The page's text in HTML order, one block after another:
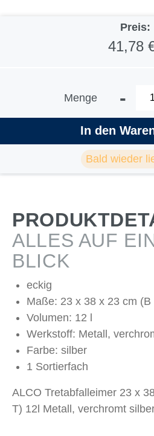
Preis:
41,78
Menge -
In den
Bald wieder
ALLES AUF
BLICK
eckig
Maße: 23 x 38 x 23 cm (B
Volumen: 12 l
Werkstoff: Metall,
Farbe: silber
1 Sortierfach
ALCO Tretabfalleimer 23 x
T) 12l Metall, verchromt